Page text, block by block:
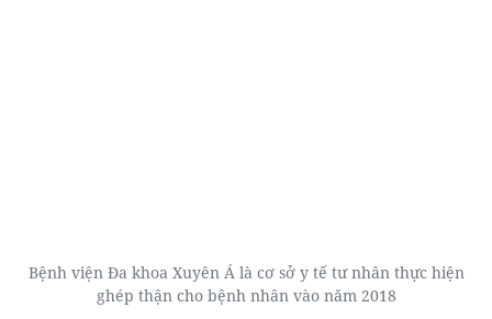
Bệnh viện Đa khoa Xuyên Á là cơ sở y tế tư nhân thực hiện
ghép thận cho bệnh nhân vào năm 2018